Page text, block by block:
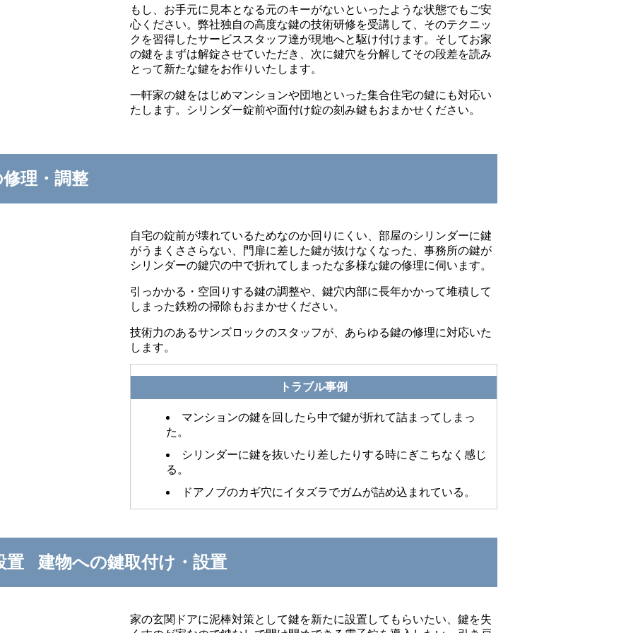
もし、お手元に見本となる元のキーがないといったような状態でもご安
心ください。弊社独自の高度な鍵の技術研修を受講して、そのテクニッ
クを習得したサービススタッフ達が現地へと駆け付けます。そしてお家
の鍵をまずは解錠させていただき、次に鍵穴を分解してその段差を読み
とって新たな鍵をお作りいたします。
一軒家の鍵をはじめマンションや団地といった集合住宅の鍵にも対応い
たします。シリンダー錠前や面付け錠の刻み鍵もおまかせください。
理・調整
自宅の錠前が壊れているためなのか回りにくい、部屋のシリンダーに鍵
がうまくささらない、門扉に差した鍵が抜けなくなった、事務所の鍵が
シリンダーの鍵穴の中で折れてしまったな多様な鍵の修理に伺います。
引っかかる・空回りする鍵の調整や、鍵穴内部に長年かかって堆積して
しまった鉄粉の掃除もおまかせください。
技術力のあるサンズロックのスタッフが、あらゆる鍵の修理に対応いた
します。
トラブル事例
マンションの鍵を回したら中で鍵が折れて詰まってしまっ
た。
シリンダーに鍵を抜いたり差したりする時にぎこちなく感じ
る。
ドアノブのカギ穴にイタズラでガムが詰め込まれている。
建物への鍵取付け・設置
家の玄関ドアに泥棒対策として鍵を新たに設置してもらいたい、鍵を失